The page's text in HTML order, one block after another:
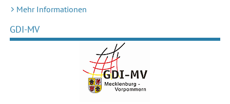
Mehr Informationen
GDI-MV